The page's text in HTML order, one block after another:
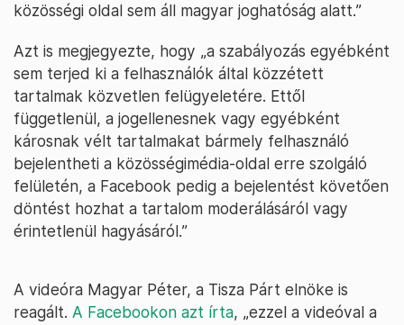
közösségi oldal sem áll magyar joghatóság alatt.”
Azt is megjegyezte, hogy „a szabályozás egyébként
sem terjed ki a felhasználók által közzétett
tartalmak közvetlen felügyeletére. Ettől
függetlenül, a jogellenesnek vagy egyébként
károsnak vélt tartalmakat bármely felhasználó
bejelentheti a közösségimédia-oldal erre szolgáló
felületén, a Facebook pedig a bejelentést követően
döntést hozhat a tartalom moderálásáról vagy
érintetlenül hagyásáról.”
A videóra Magyar Péter, a Tisza Párt elnöke is
reagált. A Facebookon azt írta, „ezzel a videóval a